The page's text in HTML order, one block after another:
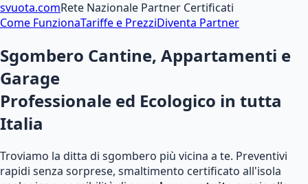
svuota.comRete Nazionale Partner Certificati
Come FunzionaTariffe e PrezziDiventa Partner
Sgombero Cantine, Appartamenti e
Garage
Professionale ed Ecologico in tutta
Italia
Troviamo la ditta di sgombero più vicina a te. Preventivi
rapidi senza sorprese, smaltimento certificato all'isola